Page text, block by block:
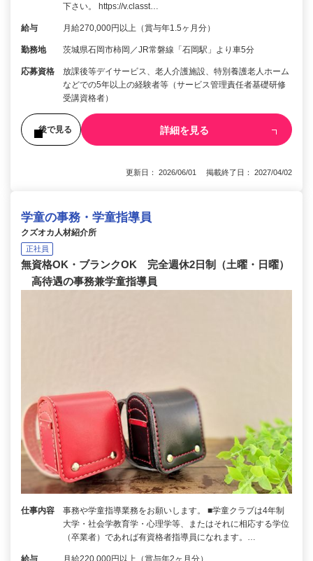
下さい。 https://v.classt…
給与 月給270,000円以上（賞与年1.5ヶ月分）
勤務地 茨城県石岡市柿岡／JR常磐線「石岡駅」より車5分
応募資格
放課後等デイサービス、老人介護施設、特別養護老人ホーム
などでの5年以上の経験者等（サービス管理責任者基礎研修
受講資格者）
後で見る 詳細を見る
更新日： 2026/06/01 掲載終了日： 2027/04/02
学童の事務・学童指導員
クズオカ人材紹介所
正社員
無資格OK・ブランクOK 完全週休2日制（土曜・日曜）
高待遇の事務兼学童指導員
仕事内容
事務や学童指導業務をお願いします。 ■学童クラブは4年制
大学・社会学教育学・心理学等、またはそれに相応する学位
（卒業者）であれば有資格者指導員になれます。…
給与 月給220,000円以上（賞与年2ヶ月分）